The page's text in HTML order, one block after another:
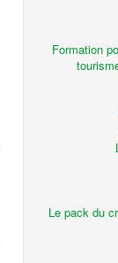
Formation
Le pack du